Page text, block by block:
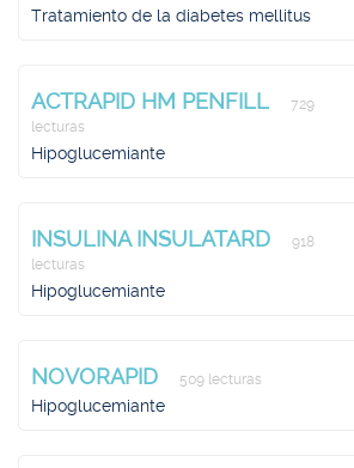
Tratamiento de la diabetes mellitus
ACTRAPID HM PENFILL
729
lecturas
Hipoglucemiante
INSULINA INSULATARD
918
lecturas
Hipoglucemiante
NOVORAPID 509 lecturas
Hipoglucemiante